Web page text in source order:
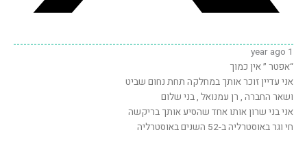
1 year ago
“אפטר ״ אין כמוך
אני עדיין זוכר אותך במחלקה תחת נחום שביט
ושאר החברה , רן עמנואל , בני שלום
אני בני שרון אותו אחד שהסיע אותך בריקשה
חי וגר באוסטרליה ב-52 השנים באוסטרליה